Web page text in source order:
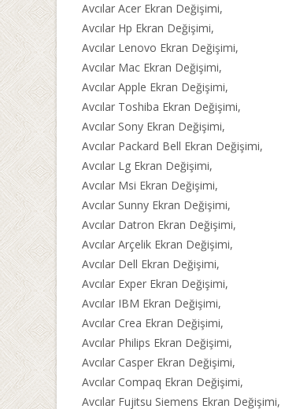
Avcılar Acer Ekran Değişimi,
Avcılar Hp Ekran Değişimi,
Avcılar Lenovo Ekran Değişimi,
Avcılar Mac Ekran Değişimi,
Avcılar Apple Ekran Değişimi,
Avcılar Toshiba Ekran Değişimi,
Avcılar Sony Ekran Değişimi,
Avcılar Packard Bell Ekran Değişimi,
Avcılar Lg Ekran Değişimi,
Avcılar Msi Ekran Değişimi,
Avcılar Sunny Ekran Değişimi,
Avcılar Datron Ekran Değişimi,
Avcılar Arçelik Ekran Değişimi,
Avcılar Dell Ekran Değişimi,
Avcılar Exper Ekran Değişimi,
Avcılar IBM Ekran Değişimi,
Avcılar Crea Ekran Değişimi,
Avcılar Philips Ekran Değişimi,
Avcılar Casper Ekran Değişimi,
Avcılar Compaq Ekran Değişimi,
Avcılar Fujitsu Siemens Ekran Değişimi,